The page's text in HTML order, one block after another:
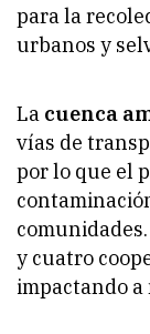
para la
urbanos y
La cuenca
vías de
por lo que el
y cuatro
impactando a